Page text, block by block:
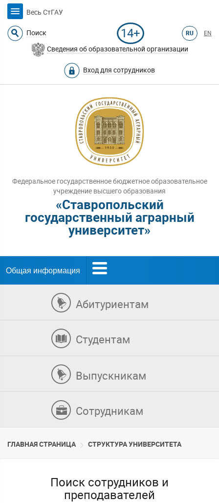
Весь СтГАУ
Поиск 14+ RU EN
Сведения об образовательной организации
Вход для сотрудников
Федеральное государственное бюджетное образовательное
учреждение высшего образования
«Ставропольский
государственный аграрный
университет»
Общая информация
Абитуриентам
Студентам
Выпускникам
Сотрудникам
ГЛАВНАЯ СТРАНИЦА CТРУКТУРА УНИВЕРСИТЕТА
Поиск сотрудников и
преподавателей